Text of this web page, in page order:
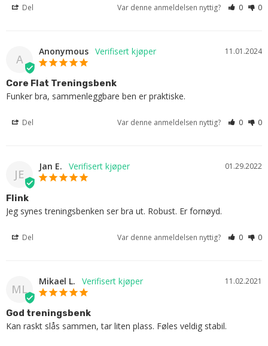
Del Var denne anmeldelsen nyttig? 0 0
A
11.01.2024
Anonymous
Core Flat Treningsbenk
Funker bra, sammenleggbare ben er praktiske.
Del Var denne anmeldelsen nyttig? 0 0
JE
01.29.2022
Jan E.
Flink
Jeg synes treningsbenken ser bra ut. Robust. Er fornøyd.
Del Var denne anmeldelsen nyttig? 0 0
ML
11.02.2021
Mikael L.
God treningsbenk
Kan raskt slås sammen, tar liten plass. Føles veldig stabil.